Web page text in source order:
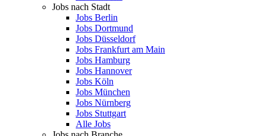
Jobs nach Stadt
Jobs Berlin
Jobs Dortmund
Jobs Düsseldorf
Jobs Frankfurt am Main
Jobs Hamburg
Jobs Hannover
Jobs Köln
Jobs München
Jobs Nürnberg
Jobs Stuttgart
Alle Jobs